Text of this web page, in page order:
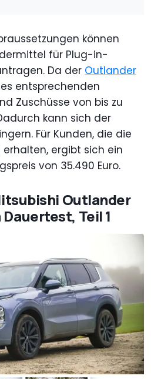
können
für Plug-in-
Da der Outlander
entsprechenden
Zuschüsse von bis zu
kann sich der
Für Kunden, die die
ergibt sich ein
von 35.490 Euro.
Outlander
Teil 1